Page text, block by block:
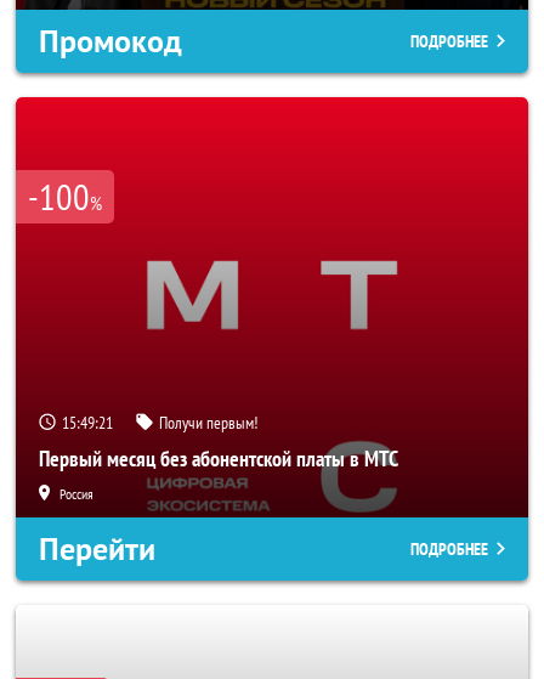
Промокод ПОДРОБНЕЕ
-100%
15:49:19 Получи первым!
Первый месяц без абонентской платы в МТС
Россия
Перейти ПОДРОБНЕЕ